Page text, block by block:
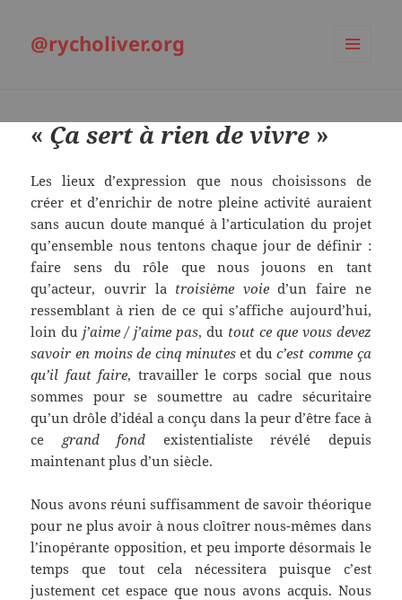
@rycholiver.org
« Ça sert à rien de vivre »
Les lieux d’expression que nous choisissons de
créer et d’enrichir de notre pleine activité auraient
sans aucun doute manqué à l’articulation du projet
qu’ensemble nous tentons chaque jour de définir :
faire sens du rôle que nous jouons en tant
qu’acteur, ouvrir la troisième voied’un faire ne
ressemblant à rien de ce qui s’affiche aujourd’hui,
loin du j’aime / j’aime pas, du tout ce que vous devez
savoir en moins de cinq minuteset du c’est comme ça
qu’il faut faire, travailler le corps social que nous
sommes pour se soumettre au cadre sécuritaire
qu’un drôle d’idéal a conçu dans la peur d’être face à
ce grand fond existentialiste révélé depuis
maintenant plus d’un siècle.
Nous avons réuni suffisamment de savoir théorique
pour ne plus avoir à nous cloîtrer nous-mêmes dans
l’inopérante opposition, et peu importe désormais le
temps que tout cela nécessitera puisque c’est
justement cet espace que nous avons acquis. Nous